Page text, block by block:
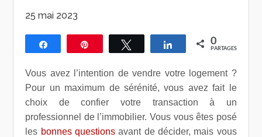
25 mai 2023
Partagez Épingle Tweetez Partagez0
PARTAGES
Vous avez l’intention de vendre votre logement ?
Pour un maximum de sérénité, vous avez fait le
choix de confier votre transaction à un
professionnel de l’immobilier. Vous vous êtes posé
les bonnes questions avant de décider, mais vous